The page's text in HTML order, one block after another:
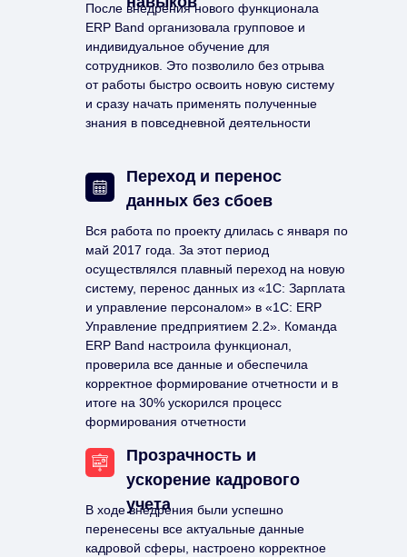
После внедрения нового функционала
ERP Band организовала групповое и
индивидуальное обучение для
сотрудников. Это позволило без отрыва
от работы быстро освоить новую систему
и сразу начать применять полученные
знания в повседневной деятельности
Переход и перенос
данных без сбоев
Вся работа по проекту длилась с января по
май 2017 года. За этот период
осуществлялся плавный переход на новую
систему, перенос данных из «1С: Зарплата
и управление персоналом» в «1С: ERP
Управление предприятием 2.2». Команда
ERP Band настроила функционал,
проверила все данные и обеспечила
корректное формирование отчетности и в
итоге на 30% ускорился процесс
формирования отчетности
Прозрачность и
ускорение кадрового
учета
В ходе внедрения были успешно
перенесены все актуальные данные
кадровой сферы, настроено корректное